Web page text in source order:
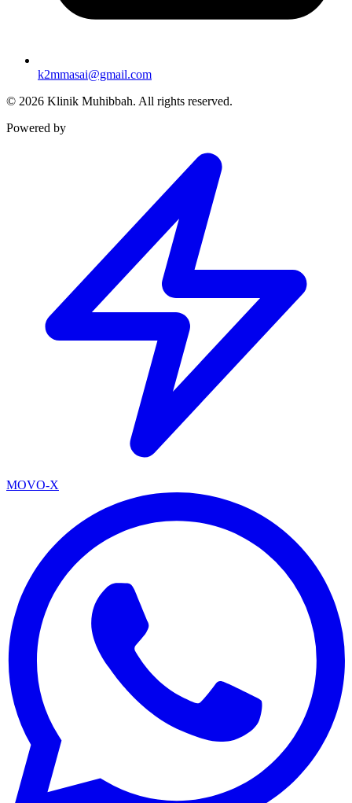
k2mmasai@gmail.com
© 2026 Klinik Muhibbah. All rights reserved.
Powered by
MOVO-X